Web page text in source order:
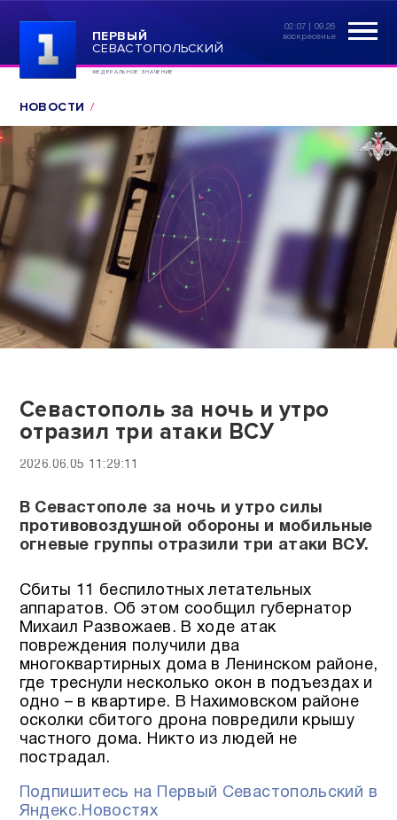
ПЕРВЫЙ
СЕВАСТОПОЛЬСКИЙ
ФЕДЕРАЛЬНОЕ ЗНАЧЕНИЕ
02:07 | 09.26
воскресенье
НОВОСТИ
Севастополь за ночь и утро
отразил три атаки ВСУ
2026.06.05 11:29:11
В Севастополе за ночь и утро силы
противовоздушной обороны и мобильные
огневые группы отразили три атаки ВСУ.
Сбиты 11 беспилотных летательных
аппаратов. Об этом сообщил губернатор
Михаил Развожаев. В ходе атак
повреждения получили два
многоквартирных дома в Ленинском районе,
где треснули несколько окон в подъездах и
одно – в квартире. В Нахимовском районе
осколки сбитого дрона повредили крышу
частного дома. Никто из людей не
пострадал.
Подпишитесь на Первый Севастопольский в
Яндекс.Новостях